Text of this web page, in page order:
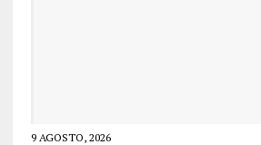
9 AGOSTO, 2026